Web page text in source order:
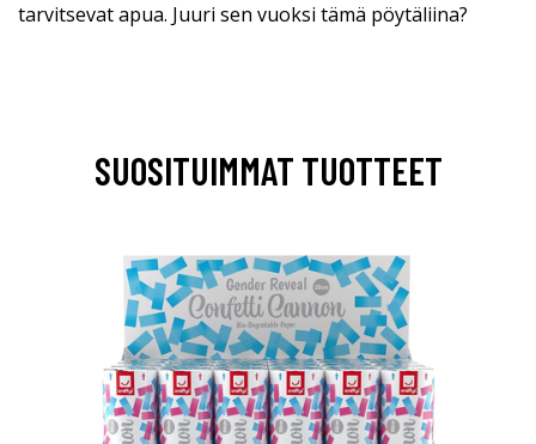
tarvitsevat apua. Juuri sen vuoksi tämä pöytäliina?
SUOSITUIMMAT TUOTTEET